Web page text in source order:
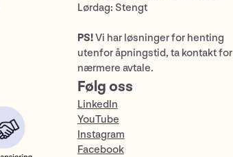
Lørdag: Stengt
PS!Vi har løsninger for henting
utenfor åpningstid, ta kontakt for
nærmere avtale.
Følg oss
LinkedIn
YouTube
Instagram
Facebook